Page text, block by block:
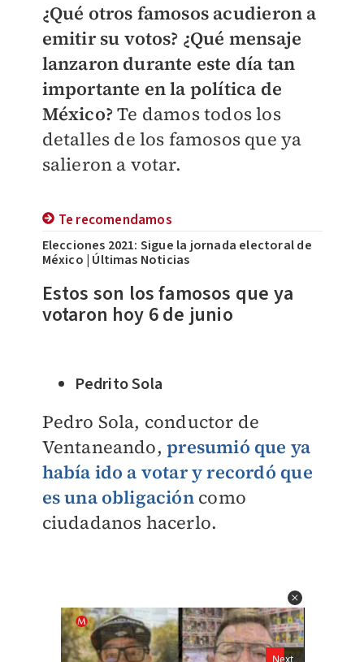
¿Qué otros famosos acudieron a
emitir su votos? ¿Qué mensaje
lanzaron durante este día tan
importante en la política de
México?Te damos todos los
detalles de los famosos que ya
salieron a votar.
Te recomendamos
Elecciones 2021: Sigue la jornada electoral de
México | Últimas Noticias
Estos son los famosos que ya
votaron hoy 6 de junio
Pedrito Sola
Pedro Sola, conductor de
Ventaneando,presumió que ya
había ido a votar y recordó que
es una obligacióncomo
ciudadanos hacerlo.